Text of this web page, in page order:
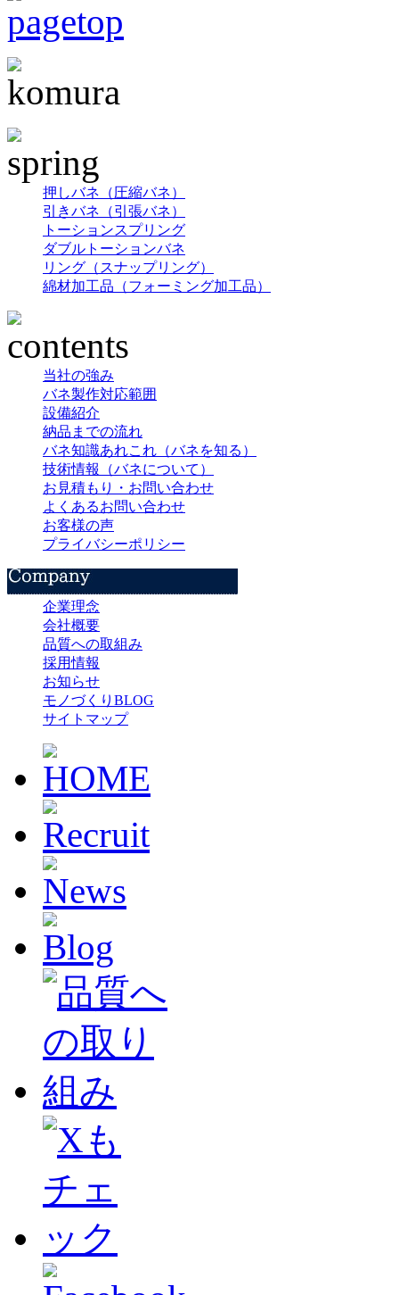
押しバネ（圧縮バネ）
引きバネ（引張バネ）
トーションスプリング
ダブルトーションバネ
リング（スナップリング）
綿材加工品（フォーミング加工品）
当社の強み
バネ製作対応範囲
設備紹介
納品までの流れ
バネ知識あれこれ（バネを知る）
技術情報（バネについて）
お見積もり・お問い合わせ
よくあるお問い合わせ
お客様の声
プライバシーポリシー
企業理念
会社概要
品質への取組み
採用情報
お知らせ
モノづくりBLOG
サイトマップ